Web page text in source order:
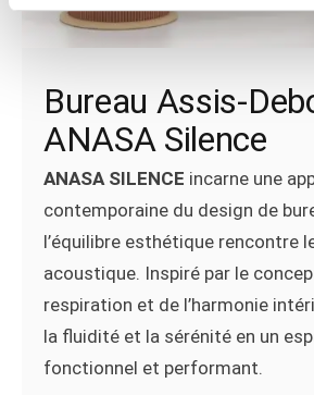
Bureau Assis-
ANASA Silence
ANASA SILENCE incarne une
contemporaine du design de
l’équilibre esthétique rencontre
acoustique. Inspiré par le
respiration et de l’harmonie
la fluidité et la sérénité en un
fonctionnel et performant.
Syntheka
Le système d’étagères modulaire
constitue une solution moderne
travail.
Lighting AURA
Le système innovant
assure un éclairage constant et
pour les bureaux réglables en
les capteurs de lumière du jour
mouvement renforcent encore
fonctionnalité.
Ouvrir dans le Dromeas